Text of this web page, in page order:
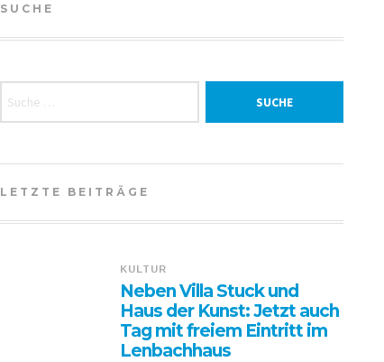
SUCHE
LETZTE BEITRÄGE
KULTUR
Neben Villa Stuck und
Haus der Kunst: Jetzt auch
Tag mit freiem Eintritt im
Lenbachhaus